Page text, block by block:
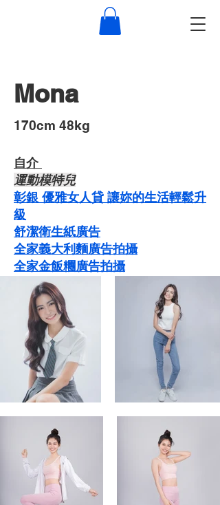
Mona
​170cm 48kg
自介 ​
運動模特兒
彰銀 優雅女人貸 讓妳的生活輕鬆升
級
舒潔衛生紙廣告
​​全家義大利麵廣告拍攝
​全家金飯糰廣告拍攝